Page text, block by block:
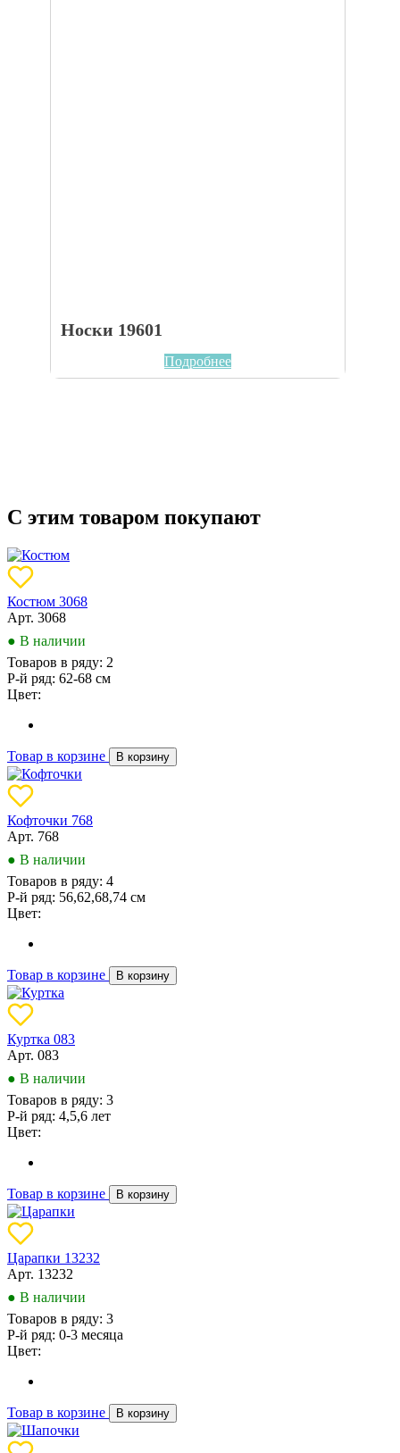
Носки 19601
Подробнее
С этим товаром покупают
Костюм 3068
Арт. 3068
● В наличии
Товаров в ряду: 2
Р-й ряд: 62-68 см
Цвет:
Товар в корзине В корзину
Кофточки 768
Арт. 768
● В наличии
Товаров в ряду: 4
Р-й ряд: 56,62,68,74 см
Цвет:
Товар в корзине В корзину
Куртка 083
Арт. 083
● В наличии
Товаров в ряду: 3
Р-й ряд: 4,5,6 лет
Цвет:
Товар в корзине В корзину
Царапки 13232
Арт. 13232
● В наличии
Товаров в ряду: 3
Р-й ряд: 0-3 месяца
Цвет:
Товар в корзине В корзину